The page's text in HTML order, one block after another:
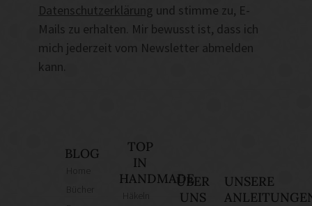
Datenschutzerklärung und stimme zu, E-
Mails zu erhalten. Mir bewusst ist, dass ich
mich jederzeit vom Newsletter abmelden
kann.
BLOG
TOP
IN
HANDMADE
ÜBER
UNS
UNSERE